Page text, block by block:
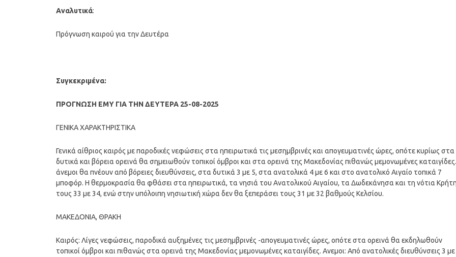
Αναλυτικά:
Πρόγνωση καιρού για την Δευτέρα
Συγκεκριμένα:
ΠΡΟΓΝΩΣΗ ΕΜΥ ΓΙΑ ΤΗΝ ΔΕΥΤΕΡΑ 25-08-2025
ΓΕΝΙΚΑ ΧΑΡΑΚΤΗΡΙΣΤΙΚΑ
Γενικά αίθριος καιρός με παροδικές νεφώσεις στα ηπειρωτικά τις μεσημβρινές και απογευματινές ώρες, οπότε κυρίως στα
δυτικά και βόρεια ορεινά θα σημειωθούν τοπικοί όμβροι και στα ορεινά της Μακεδονίας πιθανώς μεμονωμένες
άνεμοι θα πνέουν από βόρειες διευθύνσεις, στα δυτικά 3 με 5, στα ανατολικά 4 με 6 και στο ανατολικό Αιγαίο τοπικά 7
μποφόρ. Η θερμοκρασία θα φθάσει στα ηπειρωτικά, τα νησιά του Ανατολικού Αιγαίου, τα Δωδεκάνησα και τη νότια
τους 33 με 34, ενώ στην υπόλοιπη νησιωτική χώρα δεν θα ξεπεράσει τους 31 με 32 βαθμούς Κελσίου.
ΜΑΚΕΔΟΝΙΑ, ΘΡΑΚΗ
Καιρός: Λίγες νεφώσεις, παροδικά αυξημένες τις μεσημβρινές -απογευματινές ώρες, οπότε στα ορεινά θα εκδηλωθούν
τοπικοί όμβροι και πιθανώς στα ορεινά της Μακεδονίας μεμονωμένες καταιγίδες. Ανεμοι: Από ανατολικές διευθύνσεις 3